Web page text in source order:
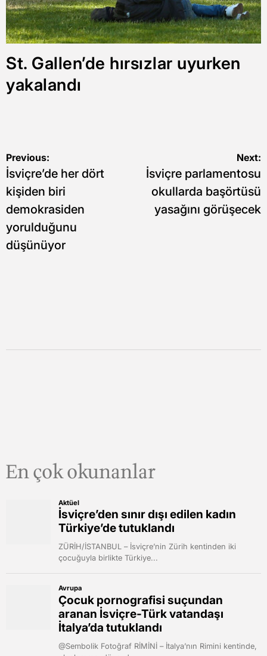
St. Gallen’de hırsızlar uyurken
yakalandı
Yazı
gezinmesi
Previous:
İsviçre’de her dört
kişiden biri
demokrasiden
yorulduğunu
düşünüyor
Next:
İsviçre parlamentosu
okullarda başörtüsü
yasağını görüşecek
En çok okunanlar